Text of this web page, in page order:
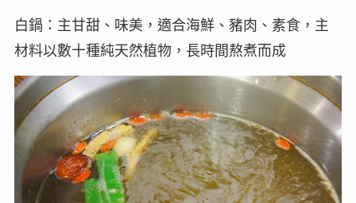
白鍋：主甘甜、味美，適合海鮮、豬肉、素食，主
材料以數十種純天然植物，長時間熬煮而成